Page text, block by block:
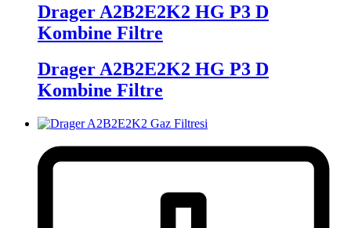
Drager A2B2E2K2 HG P3 D
Kombine Filtre
Drager A2B2E2K2 HG P3 D
Kombine Filtre